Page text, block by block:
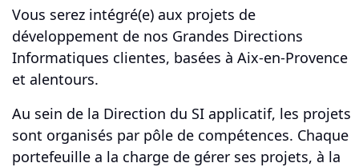
Vous serez intégré(e) aux projets de
développement de nos Grandes Directions
Informatiques clientes, basées à Aix-en-Provence
et alentours.
Au sein de la Direction du SI applicatif, les projets
sont organisés par pôle de compétences. Chaque
portefeuille a la charge de gérer ses projets, à la